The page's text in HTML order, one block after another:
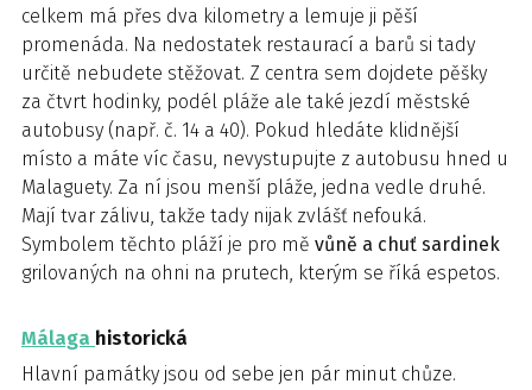
celkem má přes dva kilometry a lemuje ji pěší
promenáda. Na nedostatek restaurací a barů si tady
určitě nebudete stěžovat. Z centra sem dojdete pěšky
za čtvrt hodinky, podél pláže ale také jezdí městské
autobusy (např. č. 14 a 40). Pokud hledáte klidnější
místo a máte víc času, nevystupujte z autobusu hned u
Malaguety. Za ní jsou menší pláže, jedna vedle druhé.
Mají tvar zálivu, takže tady nijak zvlášť nefouká.
Symbolem těchto pláží je pro mě vůně a chuť sardinek
grilovaných na ohni na prutech, kterým se říká espetos.
Málaga historická
Hlavní památky jsou od sebe jen pár minut chůze.